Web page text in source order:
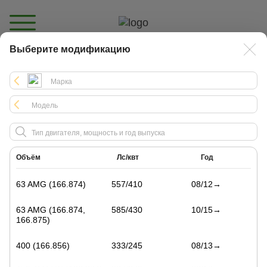
Выберите модификацию
Объём Лс/квт Год
63 AMG (166.874) 557/410 08/12→
63 AMG (166.874,
166.875)
585/430 10/15→
400 (166.856) 333/245 08/13→